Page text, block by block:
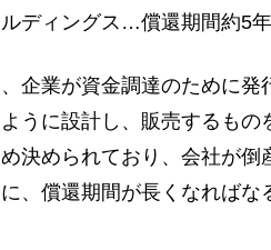
ルディングス…償還期間約5
企業が資金調達のために
うに設計し、販売するもの
決められており、会社が
、償還期間が長くなれば